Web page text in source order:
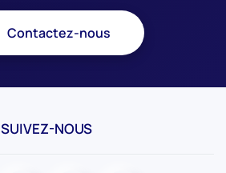
Contactez-nous
SUIVEZ-NOUS